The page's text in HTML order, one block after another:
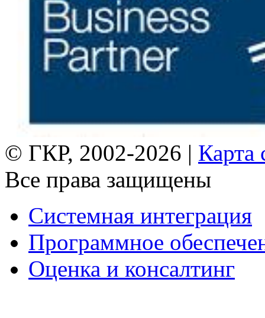
© ГКР, 2002-2026 | Карта
Все права защищены
Системная интеграция
Программное
Оценка и консалтинг